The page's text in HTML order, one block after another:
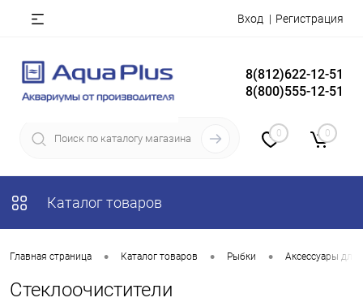
Вход Регистрация
8(812)622-12-51
8(800)555-12-51
0 0
Каталог товаров
Главная страница • Каталог товаров • Рыбки • Аксессуары для
Стеклоочистители